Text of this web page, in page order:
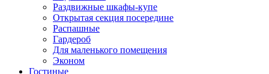
Раздвижные шкафы-купе
Открытая секция посередине
Распашные
Гардероб
Для маленького помещения
Эконом
Гостиные